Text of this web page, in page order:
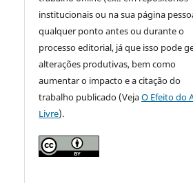
institucionais ou na sua página
qualquer ponto antes ou durante o
processo editorial, já que isso pode
alterações produtivas, bem como
aumentar o impacto e a citação do
trabalho publicado (VejaO Efeito do
Livre).